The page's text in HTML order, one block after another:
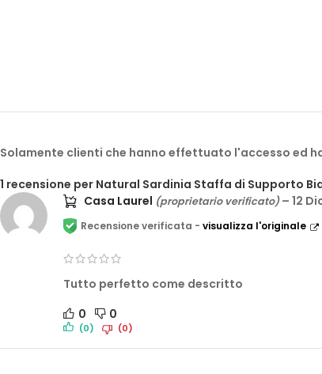
1 recensione per Natural Sardinia Staffa di Supporto
Casa Laurel (proprietario verificato) – 12
Recensione verificata - visualizza l'originale
Tutto perfetto come descritto
0
0
(0) (0)
Solamente clienti che hanno effettuato l'accesso ed